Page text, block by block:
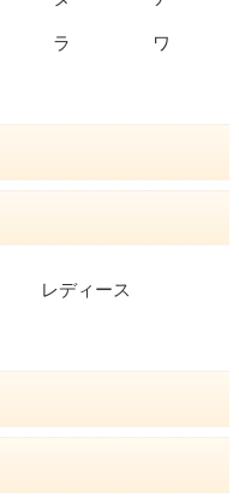
ラ ワ
レディース